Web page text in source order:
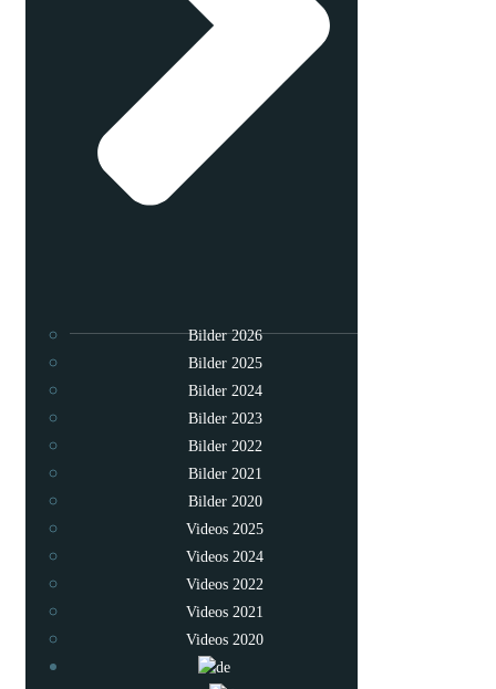
Bilder 2026
Bilder 2025
Bilder 2024
Bilder 2023
Bilder 2022
Bilder 2021
Bilder 2020
Videos 2025
Videos 2024
Videos 2022
Videos 2021
Videos 2020